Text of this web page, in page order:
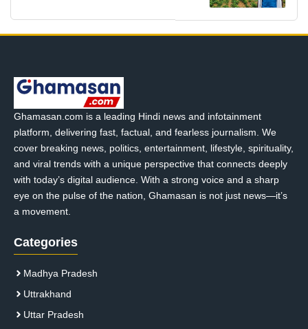
Ghamasan.com is a leading Hindi news and infotainment
platform, delivering fast, factual, and fearless journalism. We
cover breaking news, politics, entertainment, lifestyle, spirituality,
and viral trends with a unique perspective that connects deeply
with today’s digital audience. With a strong voice and a sharp
eye on the pulse of the nation, Ghamasan is not just news—it’s
a movement.
Categories
Madhya Pradesh
Uttrakhand
Uttar Pradesh